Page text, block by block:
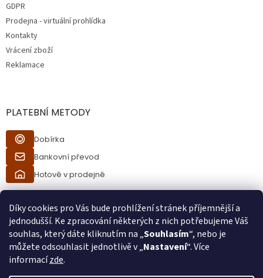
Díky cookies pro Vás bude prohlížení stránek příjemnější a
jednodušší. Ke zpracování některých z nich potřebujeme Váš
souhlas, který dáte kliknutím na „Souhlasím“, nebo je
můžete odsouhlasit jednotlivě v „Nastavení“. Více
informacízde.
GDPR
Prodejna - virtuální prohlídka
Kontakty
Vrácení zboží
Reklamace
PLATEBNÍ METODY
Dobírka
Bankovní převod
Hotově v prodejně